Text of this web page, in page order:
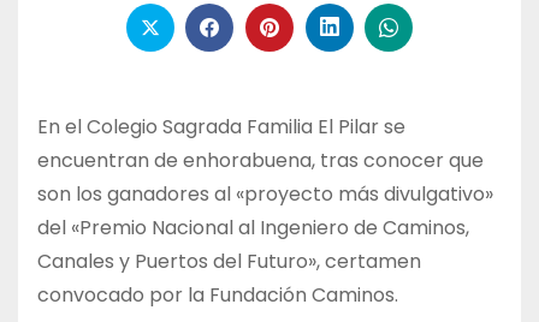
En el Colegio Sagrada Familia El Pilar se
encuentran de enhorabuena, tras conocer que
son los ganadores al «proyecto más divulgativo»
del «Premio Nacional al Ingeniero de Caminos,
Canales y Puertos del Futuro», certamen
convocado por la Fundación Caminos.